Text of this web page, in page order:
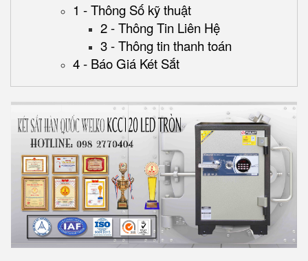
1 - Thông Số kỹ thuật
2 - Thông Tin Liên Hệ
3 - Thông tin thanh toán
4 - Báo Giá Két Sắt